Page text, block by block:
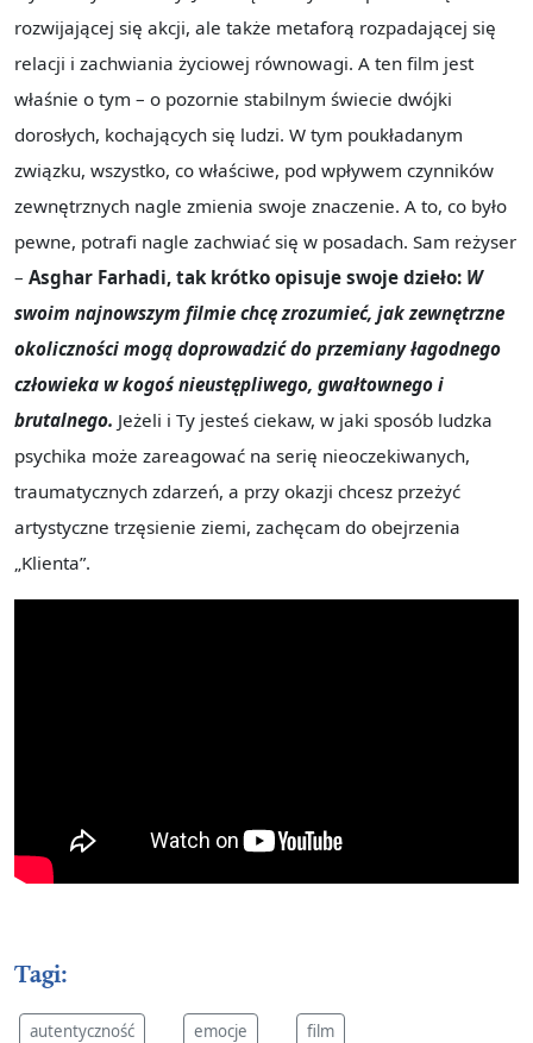
rozwijającej się akcji, ale także metaforą rozpadającej się
relacji i zachwiania życiowej równowagi. A ten film jest
właśnie o tym – o pozornie stabilnym świecie dwójki
dorosłych, kochających się ludzi. W tym poukładanym
związku, wszystko, co właściwe, pod wpływem czynników
zewnętrznych nagle zmienia swoje znaczenie. A to, co było
pewne, potrafi nagle zachwiać się w posadach. Sam reżyser
– Asghar Farhadi, tak krótko opisuje swoje dzieło: W
swoim najnowszym filmie chcę zrozumieć, jak zewnętrzne
okoliczności mogą doprowadzić do przemiany łagodnego
człowieka w kogoś nieustępliwego, gwałtownego i
brutalnego. Jeżeli i Ty jesteś ciekaw, w jaki sposób ludzka
psychika może zareagować na serię nieoczekiwanych,
traumatycznych zdarzeń, a przy okazji chcesz przeżyć
artystyczne trzęsienie ziemi, zachęcam do obejrzenia
„Klienta”.
Tagi:
autentyczność emocje film